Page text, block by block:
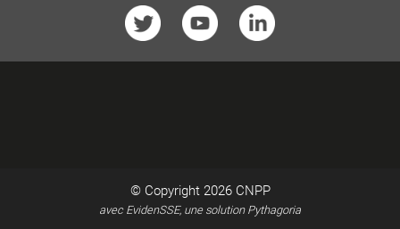
© Copyright 2026 CNPP
avec EvidenSSE, une solution Pythagoria